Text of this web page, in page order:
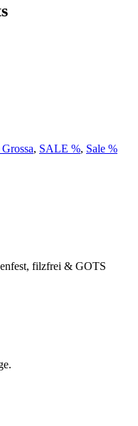
, SALE %, Sale %
filzfrei & GOTS